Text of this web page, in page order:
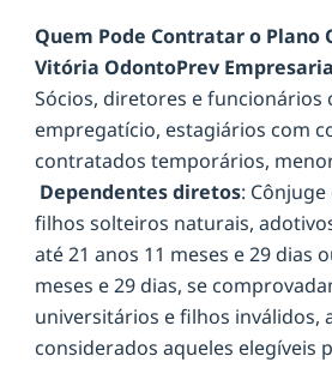
Quem Pode Contratar o Plano
Vitória OdontoPrev
Sócios, diretores e funcionários
empregatício, estagiários com
contratados temporários,
Dependentes diretos:
filhos solteiros naturais,
até 21 anos 11 meses e 29 dias
meses e 29 dias, se
universitários e filhos inválidos,
considerados aqueles elegíveis